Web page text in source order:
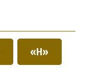
«H»